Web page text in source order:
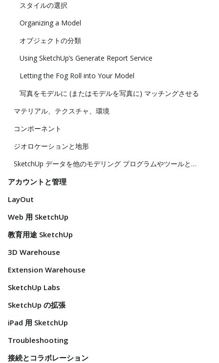
スタイルの選択
Organizing a Model
オブジェクトの分類
Using SketchUp’s Generate Report Service
Letting the Fog Roll into Your Model
写真をモデルに (またはモデルを写真に) マッチングさせる
マテリアル、テクスチャ、環境
コンポーネント
ジオロケーションと地形
SketchUp データを他のモデリング プログラムやツールと共に使用する
アカウントと管理
LayOut
Web 用 SketchUp
教育用途 SketchUp
3D Warehouse
Extension Warehouse
SketchUp Labs
SketchUp の拡張
iPad 用 SketchUp
Troubleshooting
接続とコラボレーション